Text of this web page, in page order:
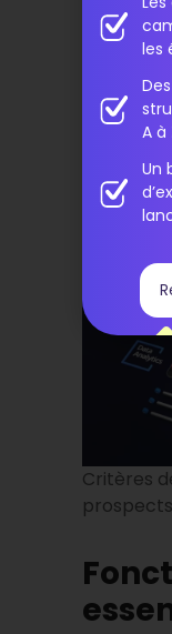
outil de
et ton
de
Critères
les
A à
Un